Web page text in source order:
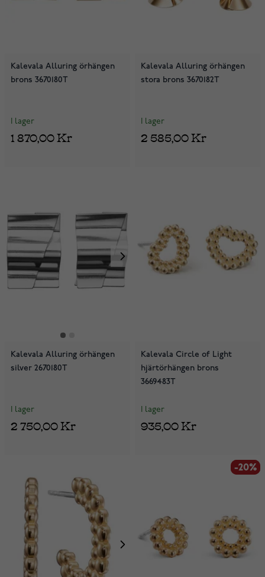
Kalevala Alluring örhängen
brons 3670180T
I lager
1 870,00 Kr
Kalevala Alluring örhängen
stora brons 3670182T
I lager
2 585,00 Kr
Kalevala Alluring örhängen
silver 2670180T
I lager
2 750,00 Kr
Kalevala Circle of Light
hjärtörhängen brons
3669483T
I lager
935,00 Kr
-20%
-20%